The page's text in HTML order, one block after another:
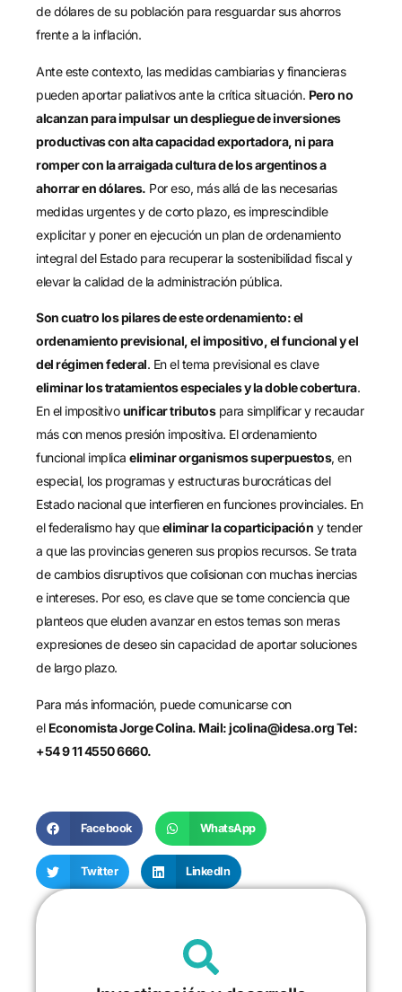
de dólares de su población para resguardar sus ahorros
frente a la inflación.
Ante este contexto, las medidas cambiarias y financieras
pueden aportar paliativos ante la crítica situación. Pero no
alcanzan para impulsar un despliegue de inversiones
productivas con alta capacidad exportadora, ni para
romper con la arraigada cultura de los argentinos a
ahorrar en dólares. Por eso, más allá de las necesarias
medidas urgentes y de corto plazo, es imprescindible
explicitar y poner en ejecución un plan de ordenamiento
integral del Estado para recuperar la sostenibilidad fiscal y
elevar la calidad de la administración pública.
Son cuatro los pilares de este ordenamiento: el
ordenamiento previsional, el impositivo, el funcional y el
del régimen federal. En el tema previsional es clave
eliminar los tratamientos especiales y la doble cobertura.
En el impositivounificar tributospara simplificar y recaudar
más con menos presión impositiva. El ordenamiento
funcional implica eliminar organismos superpuestos, en
especial, los programas y estructuras burocráticas del
Estado nacional que interfieren en funciones provinciales. En
el federalismo hay queeliminar la coparticipación y tender
a que las provincias generen sus propios recursos. Se trata
de cambios disruptivos que colisionan con muchas inercias
e intereses. Por eso, es clave que se tome conciencia que
planteos que eluden avanzar en estos temas son meras
expresiones de deseo sin capacidad de aportar soluciones
de largo plazo.
Para más información, puede comunicarse con
el Economista Jorge Colina. Mail: jcolina@idesa.org Tel:
+54 9 11 4550 6660.
Facebook WhatsApp
Twitter LinkedIn